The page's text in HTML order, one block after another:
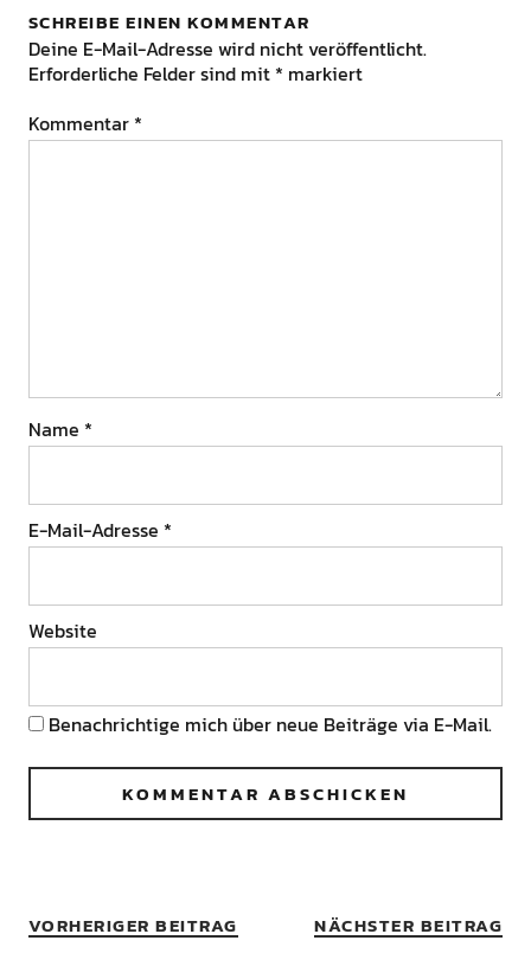
SCHREIBE EINEN KOMMENTAR
Deine E-Mail-Adresse wird nicht veröffentlicht.
Erforderliche Felder sind mit * markiert
Kommentar *
Name *
E-Mail-Adresse *
Website
Benachrichtige mich über neue Beiträge via E-Mail.
VORHERIGER BEITRAG NÄCHSTER BEITRAG